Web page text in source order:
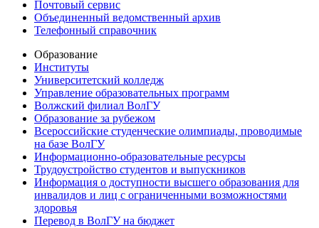
Почтовый сервис
Объединенный ведомственный архив
Телефонный справочник
Образование
Институты
Университетский колледж
Управление образовательных программ
Волжский филиал ВолГУ
Образование за рубежом
Всероссийские студенческие олимпиады, проводимые
на базе ВолГУ
Информационно-образовательные ресурсы
Трудоустройство студентов и выпускников
Информация о доступности высшего образования для
инвалидов и лиц с ограниченными возможностями
здоровья
Перевод в ВолГУ на бюджет